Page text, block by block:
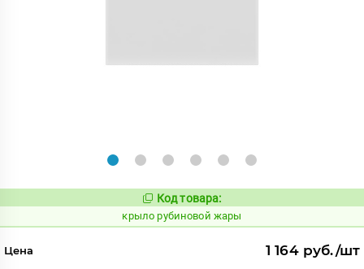
Код:
838025
Код товара:
крыло рубиновой жары
Цена 1 164 руб./шт